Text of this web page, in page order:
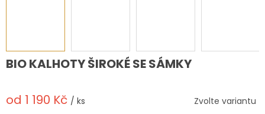
BIO KALHOTY ŠIROKÉ SE SÁMKY
od 1 190 Kč / ks
Zvolte variantu